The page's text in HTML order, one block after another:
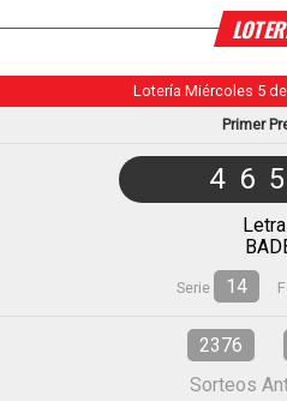
Lotería Miércoles 5
Primer
Serie 14
2376
Sorteos